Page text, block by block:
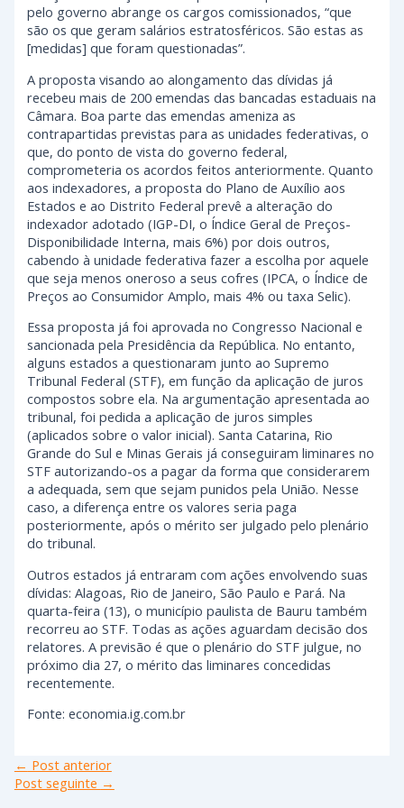
pelo governo abrange os cargos comissionados, “que
são os que geram salários estratosféricos. São estas as
[medidas] que foram questionadas”.
A proposta visando ao alongamento das dívidas já
recebeu mais de 200 emendas das bancadas estaduais na
Câmara. Boa parte das emendas ameniza as
contrapartidas previstas para as unidades federativas, o
que, do ponto de vista do governo federal,
comprometeria os acordos feitos anteriormente. Quanto
aos indexadores, a proposta do Plano de Auxílio aos
Estados e ao Distrito Federal prevê a alteração do
indexador adotado (IGP-DI, o Índice Geral de Preços-
Disponibilidade Interna, mais 6%) por dois outros,
cabendo à unidade federativa fazer a escolha por aquele
que seja menos oneroso a seus cofres (IPCA, o Índice de
Preços ao Consumidor Amplo, mais 4% ou taxa Selic).
Essa proposta já foi aprovada no Congresso Nacional e
sancionada pela Presidência da República. No entanto,
alguns estados a questionaram junto ao Supremo
Tribunal Federal (STF), em função da aplicação de juros
compostos sobre ela. Na argumentação apresentada ao
tribunal, foi pedida a aplicação de juros simples
(aplicados sobre o valor inicial). Santa Catarina, Rio
Grande do Sul e Minas Gerais já conseguiram liminares no
STF autorizando-os a pagar da forma que considerarem
a adequada, sem que sejam punidos pela União. Nesse
caso, a diferença entre os valores seria paga
posteriormente, após o mérito ser julgado pelo plenário
do tribunal.
Outros estados já entraram com ações envolvendo suas
dívidas: Alagoas, Rio de Janeiro, São Paulo e Pará. Na
quarta-feira (13), o município paulista de Bauru também
recorreu ao STF. Todas as ações aguardam decisão dos
relatores. A previsão é que o plenário do STF julgue, no
próximo dia 27, o mérito das liminares concedidas
recentemente.
Fonte: economia.ig.com.br
← Post anterior
Post seguinte →